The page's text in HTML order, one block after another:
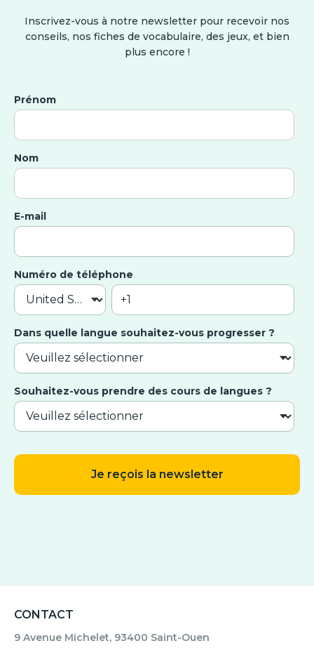
Inscrivez-vous à notre newsletter pour recevoir nos
conseils, nos fiches de vocabulaire, des jeux, et bien
plus encore !
Prénom
Nom
E-mail
Numéro de téléphone
Dans quelle langue souhaitez-vous progresser ?
Souhaitez-vous prendre des cours de langues ?
CONTACT
9 Avenue Michelet, 93400 Saint-Ouen